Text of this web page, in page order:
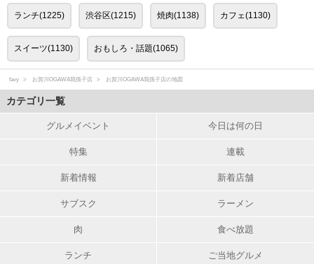
ランチ(1225) 渋谷区(1215) 焼肉(1138) カフェ(1130)
スイーツ(1130) おもしろ・話題(1065)
favy お賀川OGAWA我孫子店 お賀川OGAWA我孫子店の地図
カテゴリ一覧
グルメイベント 今日は何の日
特集 連載
新着情報 新着店舗
サブスク ラーメン
肉 食べ放題
ランチ ご当地グルメ